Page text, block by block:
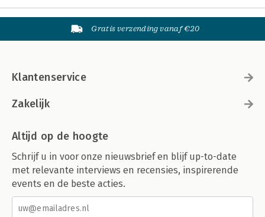
Gratis verzending vanaf €20
Klantenservice
Zakelijk
Altijd op de hoogte
Schrijf u in voor onze nieuwsbrief en blijf up-to-date
met relevante interviews en recensies, inspirerende
events en de beste acties.